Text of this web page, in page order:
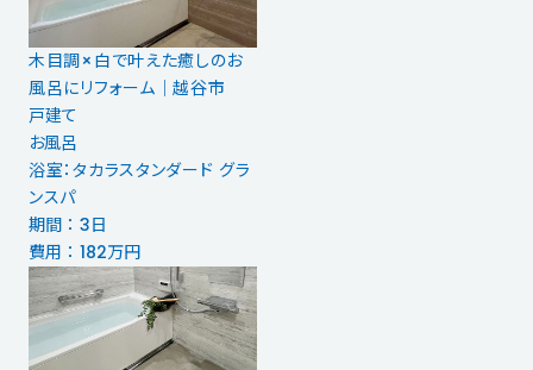
木目調×白で叶えた癒しのお
風呂にリフォーム｜越谷市
戸建て
お風呂
浴室：タカラスタンダード グラ
ンスパ
期間 ： 3日
費用 ： 182万円